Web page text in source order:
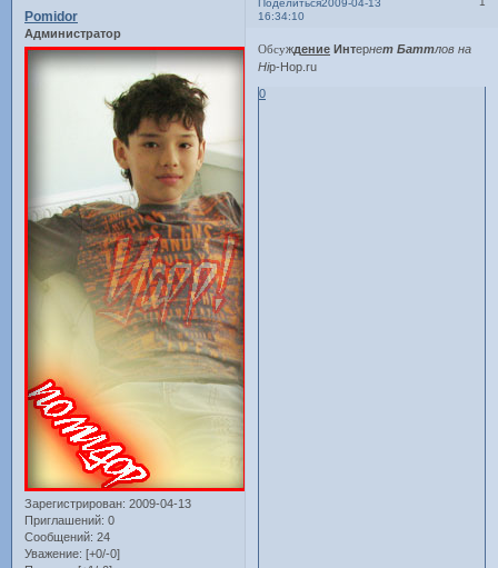
Поделиться2009-04-13
16:34:10
Pomidor
Администратор
Зарегистрирован: 2009-04-13
Приглашений: 0
Сообщений: 24
Уважение: [+0/-0]
Обсуждение Интернет Баттлов на
Hip-Hop.ru
0